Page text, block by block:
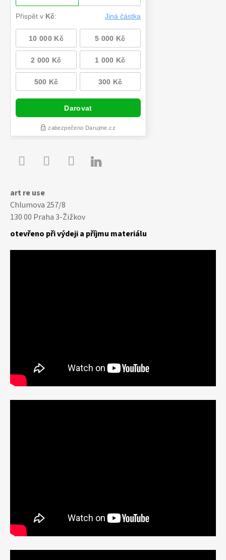

art re use
Chlumova 257/8
130 00 Praha 3-Žižkov
otevřeno při výdeji a příjmu materiálu